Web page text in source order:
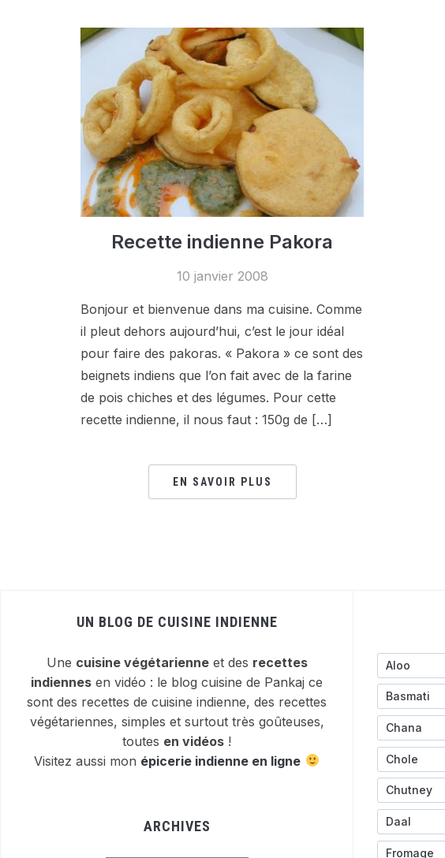
Recette indienne Pakora
10 janvier 2008
Bonjour et bienvenue dans ma cuisine. Comme
il pleut dehors aujourd’hui, c’est le jour idéal
pour faire des pakoras. « Pakora » ce sont des
beignets indiens que l’on fait avec de la farine
de pois chiches et des légumes. Pour cette
recette indienne, il nous faut : 150g de […]
EN SAVOIR PLUS
UN BLOG DE CUISINE INDIENNE
Une cuisine végétarienneet des recettes
indiennes en vidéo : le blog cuisine de Pankaj ce
sont des recettes de cuisine indienne, des recettes
végétariennes, simples et surtout très goûteuses,
toutes en vidéos !
Visitez aussi mon épicerie indienne en ligne
ARCHIVES
Aloo
Basmati
Chana
Chole
Chutney
Daal
Fromage